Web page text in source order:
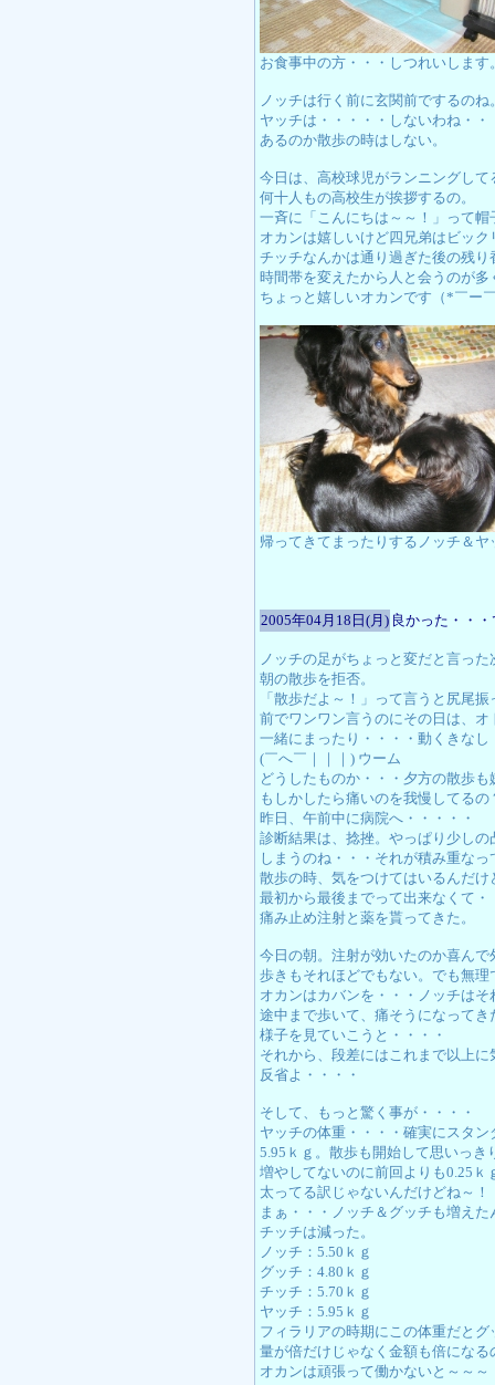
お食事中の方・・・しつれいします
ノッチは行く前に玄関前でするのね
ヤッチは・・・・・しないわね・
あるのか散歩の時はしない。
今日は、高校球児がランニングして
何十人もの高校生が挨拶するの。
一斉に「こんにちは～～！」って帽
オカンは嬉しいけど四兄弟はビック
チッチなんかは通り過ぎた後の残
時間帯を変えたから人と会うのが多
ちょっと嬉しいオカンです（*￣ー
帰ってきてまったりするノッチ＆ヤ
2005年04月18日(月) 良かった・・
ノッチの足がちょっと変だと言った
朝の散歩を拒否。
「散歩だよ～！」って言うと尻尾
前でワンワン言うのにその日は、
一緒にまったり・・・・動くきなし
(￣へ￣｜｜｜) ウーム
どうしたものか・・・夕方の散歩も
もしかしたら痛いのを我慢してるの
昨日、午前中に病院へ・・・・・
診断結果は、捻挫。やっぱり少しの
しまうのね・・・それが積み重な
散歩の時、気をつけてはいるんだ
最初から最後までって出来なくて・
痛み止め注射と薬を貰ってきた。
今日の朝。注射が効いたのか喜んで
歩きもそれほどでもない。でも無理
オカンはカバンを・・・ノッチは
途中まで歩いて、痛そうになって
様子を見ていこうと・・・・
それから、段差にはこれまで以上
反省よ・・・・
そして、もっと驚く事が・・・・
ヤッチの体重・・・・確実にスタ
5.95ｋｇ。散歩も開始して思いっき
増やしてないのに前回よりも0.25ｋ
太ってる訳じゃないんだけどね～！
まぁ・・・ノッチ＆グッチも増え
チッチは減った。
ノッチ：5.50ｋｇ
グッチ：4.80ｋｇ
チッチ：5.70ｋｇ
ヤッチ：5.95ｋｇ
フィラリアの時期にこの体重だと
量が倍だけじゃなく金額も倍になる
オカンは頑張って働かないと～～～